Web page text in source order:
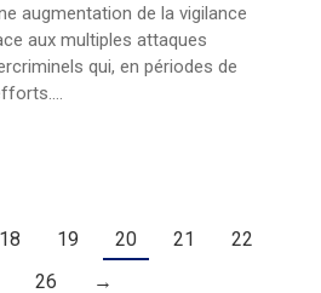
augmentation de la vigilance
aux multiples attaques
qui, en périodes de
18 19 20 21
22
26 →